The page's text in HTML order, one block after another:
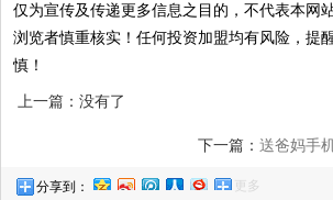
仅为宣传及传递更多信息之目的，不代表本网
浏览者慎重核实！任何投资加盟均有风险，提
慎！
上一篇：没有了
下一篇： 送爸妈手
分享到： 更多